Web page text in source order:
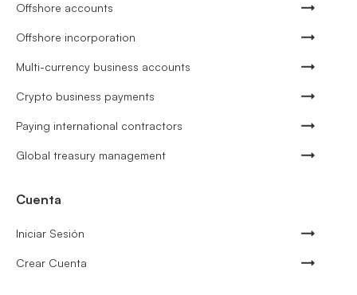
Offshore accounts
Offshore incorporation
Multi-currency business accounts
Crypto business payments
Paying international contractors
Global treasury management
Cuenta
Iniciar Sesión
Crear Cuenta